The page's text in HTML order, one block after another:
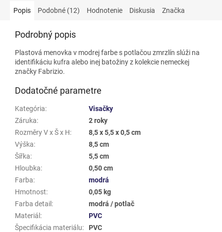
Popis Podobné (12) Hodnotenie Diskusia Značka
Podrobný popis
Plastová menovka v modrej farbe s potlačou zmrzlín slúži na
identifikáciu kufra alebo inej batožiny z kolekcie nemeckej
značky Fabrizio.
Dodatočné parametre
Kategória:
Visačky
Záruka:
2 roky
Rozměry V x Š x H:
8,5 x 5,5 x 0,5 cm
Výška:
8,5 cm
Šířka:
5,5 cm
Hloubka:
0,50 cm
Farba:
modrá
Hmotnost:
0,05 kg
Farba detail :
modrá / potlač
Materiál :
PVC
Špecifikácia materiálu:
PVC